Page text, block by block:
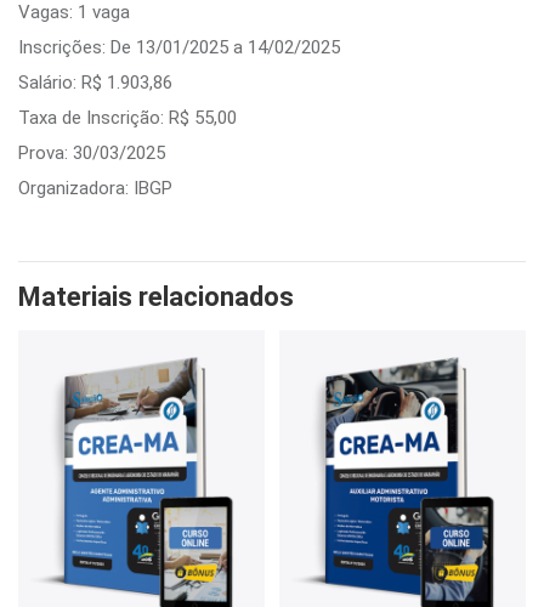
Vagas: 1 vaga
Inscrições: De 13/01/2025 a 14/02/2025
Salário: R$ 1.903,86
Taxa de Inscrição: R$ 55,00
Prova: 30/03/2025
Organizadora: IBGP
Materiais relacionados